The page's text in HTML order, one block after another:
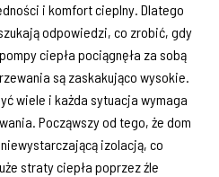
i komfort cieplny. Dlatego
odpowiedzi, co zrobić, gdy
ciepła pociągnęła za sobą
są zaskakująco wysokie.
wiele i każda sytuacja wymaga
Począwszy od tego, że dom
izolacją, co
straty ciepła poprzez źle